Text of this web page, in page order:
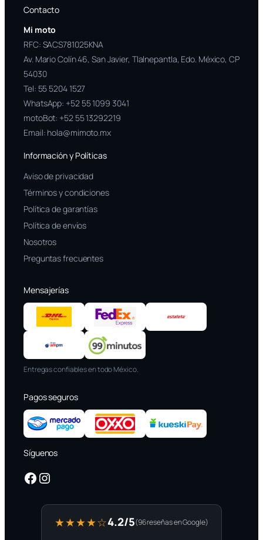
Contacto
Mi moto
RFC: SACS781025KNA
Av. Mario Colín 46, San Javier, Tlalnepantla, Edo. México, CP
54030
Tel: 55 5204 1527
WhatsApp: +52 55 1099 3041
motoBot: +52 55 13292219
Email: hola@mimoto.mx
Información y Políticas
Aviso de privacidad
Términos y condiciones
Política de garantías
Política de envíos
Nosotros
Preguntas frecuentes
Mensajerías
Entregas confiables en todo México.
Pagos seguros
Síguenos
Facebook Instagram
★★★★☆4.2/5(96 reseñas en Google)